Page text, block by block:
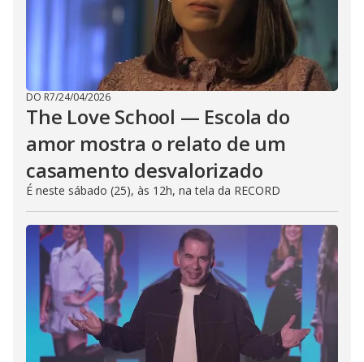
DO R7/24/04/2026
The Love School — Escola do
amor mostra o relato de um
casamento desvalorizado
É neste sábado (25), às 12h, na tela da RECORD